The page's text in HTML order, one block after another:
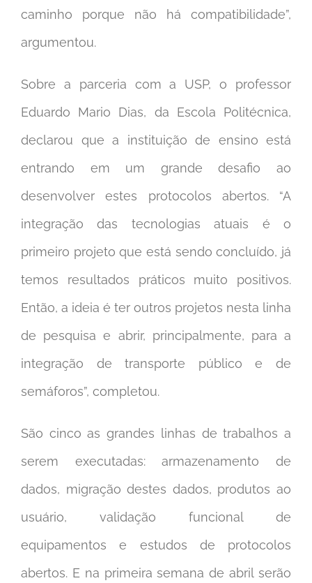
caminho porque não há compatibilidade”,
argumentou.
Sobre a parceria com a USP, o professor
Eduardo Mario Dias, da Escola Politécnica,
declarou que a instituição de ensino está
entrando em um grande desafio ao
desenvolver estes protocolos abertos. “A
integração das tecnologias atuais é o
primeiro projeto que está sendo concluído, já
temos resultados práticos muito positivos.
Então, a ideia é ter outros projetos nesta linha
de pesquisa e abrir, principalmente, para a
integração de transporte público e de
semáforos”, completou.
São cinco as grandes linhas de trabalhos a
serem executadas: armazenamento de
dados, migração destes dados, produtos ao
usuário, validação funcional de
equipamentos e estudos de protocolos
abertos. E na primeira semana de abril serão